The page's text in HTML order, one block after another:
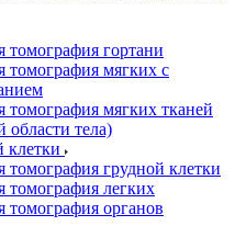
томография гортани
томография мягких с
томография мягких тканей
области тела)
клетки
томография грудной клетки
томография легких
томография органов